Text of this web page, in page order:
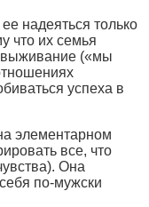
надеяться только
что их семья
выживание («мы
успеха в
элементарном
все, что
Она
по-мужски